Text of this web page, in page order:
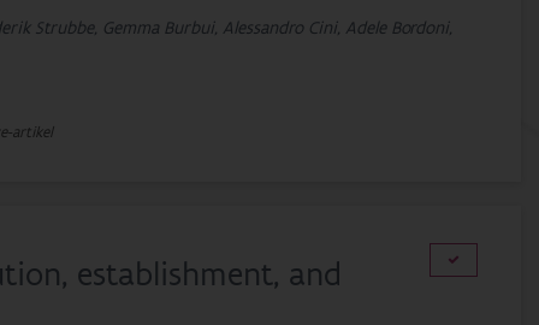
Strubbe, Gemma Burbui, Alessandro Cini, Adele Bordoni,
artikel
establishment, and